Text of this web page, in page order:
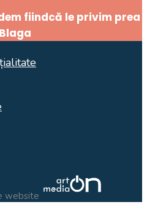
fiindcă le privim prea
website